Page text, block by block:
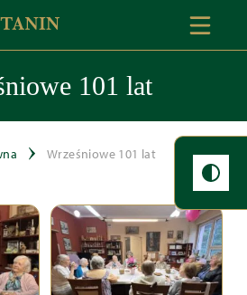
101 lat
Wrześniowe 101 lat